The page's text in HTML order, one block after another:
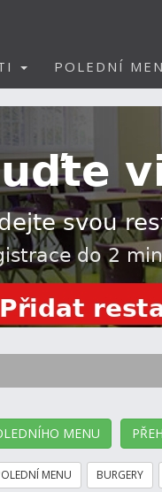
POLEDNÍ
MENU
MENU BURGERY